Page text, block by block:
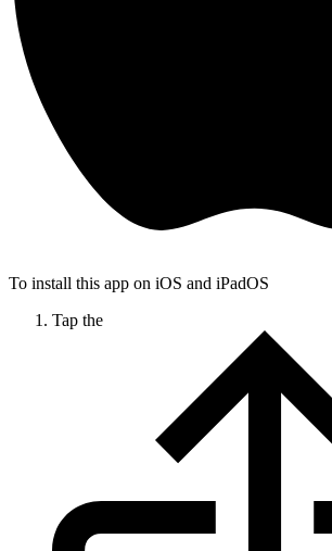
To install this app on iOS and iPadOS
Tap the